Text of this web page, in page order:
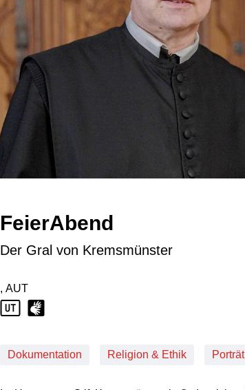
FeierAbend
Der Gral von Kremsmünster
Produktionsland: AUT
, AUT
Dokumentation Religion & Ethik Porträt